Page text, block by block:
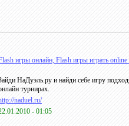
игры онлайн, Flash игры играть
НаДуэль.ру и найди себе игру
турнирах.
naduel.ru/
- 01:05